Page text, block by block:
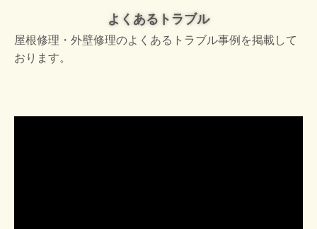
よくあるトラブル
屋根修理・外壁修理のよくあるトラブル事例を掲載して
おります。